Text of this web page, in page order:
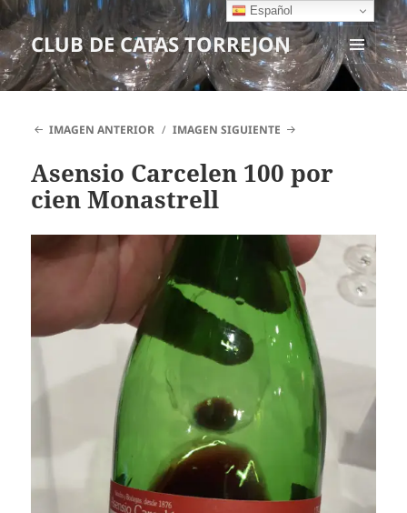
CLUB DE CATAS TORREJON
MENÚ
Y
IMAGEN ANTERIOR
IMAGEN SIGUIENTE
Asensio Carcelen 100 por
cien Monastrell
Español